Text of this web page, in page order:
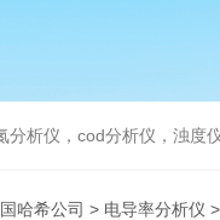
分析仪，cod分析仪，浊度
哈希公司 > 电导率分析仪